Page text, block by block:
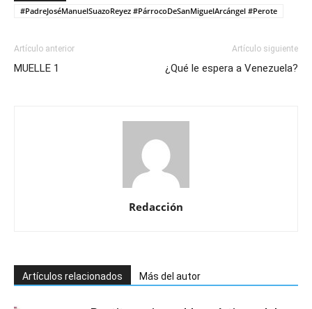
#PadreJoséManuelSuazoReyez #PárrocoDeSanMiguelArcángel #Perote
Artículo anterior
MUELLE 1
Artículo siguiente
¿Qué le espera a Venezuela?
Redacción
Artículos relacionados Más del autor